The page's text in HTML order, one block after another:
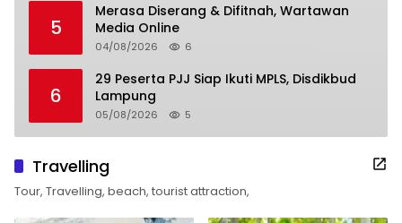
5
Merasa Diserang & Difitnah, Wartawan
Media Online
04/08/2026 6
6
29 Peserta PJJ Siap Ikuti MPLS, Disdikbud
Lampung
05/08/2026 5
Travelling
Tour, Travelling, beach, tourist attraction,